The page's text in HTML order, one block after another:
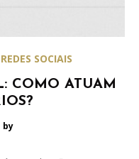
REDES SOCIAIS
COMO ATUAM
by